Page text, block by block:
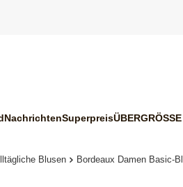
NachrichtenSuperpreisÜBERGRÖSSE
Blusen Bordeaux Damen Basic-